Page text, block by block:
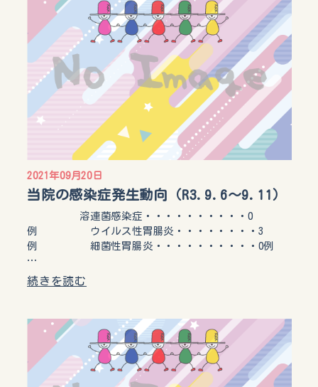
2021年09月20日
当院の感染症発生動向（R3.9.6～9.11）
溶連菌感染症・・・・・・・・・・0
例 ウイルス性胃腸炎・・・・・・・・3
例 細菌性胃腸炎・・・・・・・・・・0例
…
続きを読む